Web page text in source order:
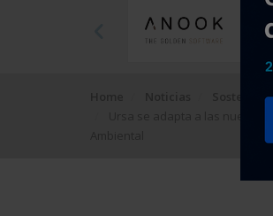
Ursa se adapta a las nuevas